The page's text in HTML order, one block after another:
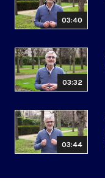
03:40
03:32
03:44